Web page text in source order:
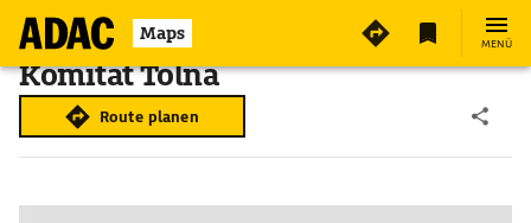
Maps MENÜ
Komitat Tolna
Route planen